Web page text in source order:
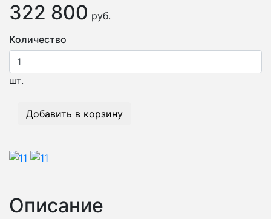
322 800 руб.
Количество
шт.
Добавить в корзину
Описание